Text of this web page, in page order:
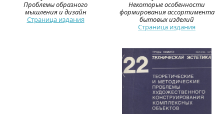
Проблемы образного
мышления и дизайн
Страница издания
Некоторые особенности
формирования ассортимента
бытовых изделий
Страница издания